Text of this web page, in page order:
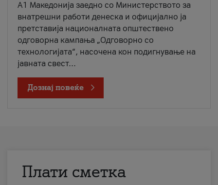
A1 Македонија заедно со Министерството за
внатрешни работи денеска и официјално ја
претставија националната општествено
одговорна кампања „Одговорно со
технологијата“, насочена кон подигнување на
јавната свест...
Дознај повеќе
Плати сметка